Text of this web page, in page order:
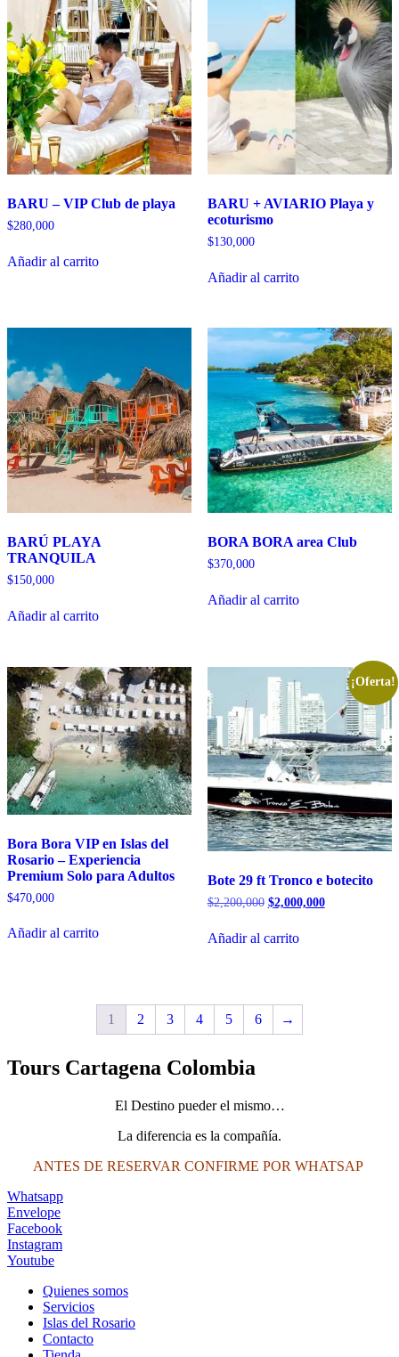
BARU – VIP Club de playa
$280,000
Añadir al carrito
BARU + AVIARIO Playa y
ecoturismo
$130,000
Añadir al carrito
BARÚ PLAYA
TRANQUILA
$150,000
Añadir al carrito
BORA BORA area Club
$370,000
Añadir al carrito
Bora Bora VIP en Islas del
Rosario – Experiencia
Premium Solo para Adultos
$470,000
Añadir al carrito
¡Oferta!
Bote 29 ft Tronco e botecito
$2,200,000 El
era:
$2,000,000El
Añadir al carrito
1 2 3 4 5 6 →
Tours Cartagena Colombia
El Destino pueder el mismo…
La diferencia es la compañía.
ANTES DE RESERVAR CONFIRME POR WHATSAP
Whatsapp
Envelope
Facebook
Instagram
Youtube
Quienes somos
Servicios
Islas del Rosario
Contacto